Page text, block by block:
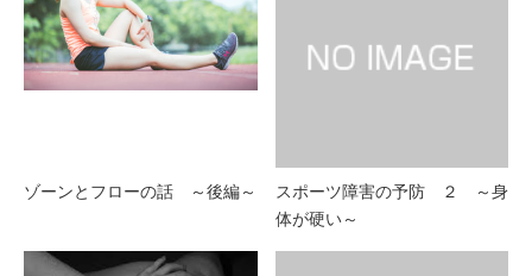
ゾーンとフローの話 ～後編～
スポーツ障害の予防 ２ ～身
体が硬い～